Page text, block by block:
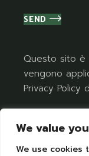
We value
We use cookies
SEND
Questo sito è
vengono
Privacy Policy